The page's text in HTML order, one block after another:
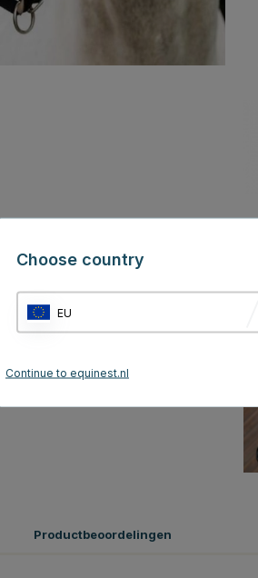
Productbeoordelingen
Choose country
EU
Continue to equinest.nl